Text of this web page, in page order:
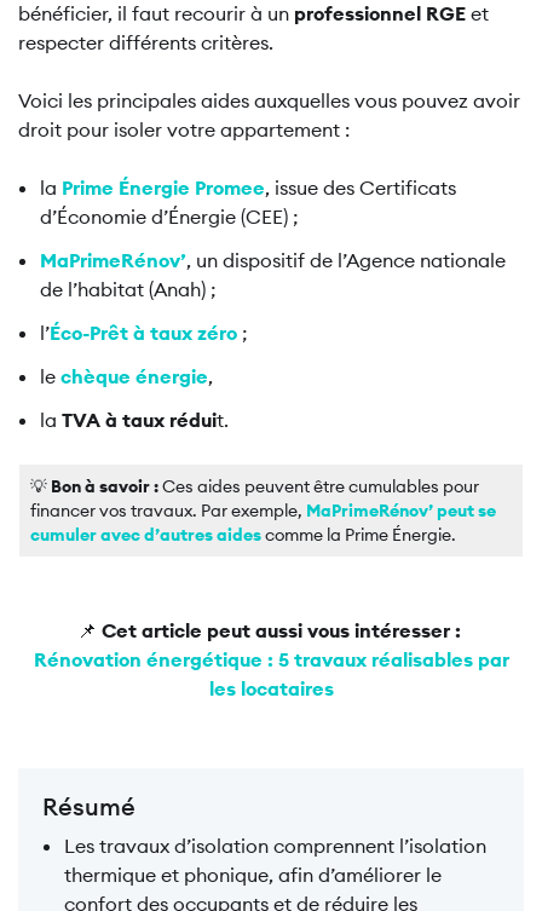
bénéficier, il faut recourir à un professionnel RGE et
respecter différents critères.
Voici les principales aides auxquelles vous pouvez avoir
droit pour isoler votre appartement :
la Prime Énergie Promee, issue des Certificats
d’Économie d’Énergie (CEE) ;
MaPrimeRénov’, un dispositif de l’Agence nationale
de l’habitat (Anah) ;
l’Éco-Prêt à taux zéro ;
le chèque énergie,
la TVA à taux réduit.
💡 Bon à savoir :Ces aides peuvent être cumulables pour
financer vos travaux. Par exemple, MaPrimeRénov’ peut se
cumuler avec d’autres aidescomme la Prime Énergie.
📌 Cet article peut aussi vous intéresser :
Rénovation énergétique : 5 travaux réalisables par
les locataires
Résumé
Les travaux d’isolation comprennent l’isolation
thermique et phonique, afin d’améliorer le
confort des occupants et de réduire les